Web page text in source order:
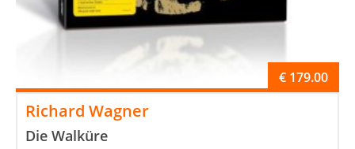
Richard Wagner
Die Walküre
€ 179.00